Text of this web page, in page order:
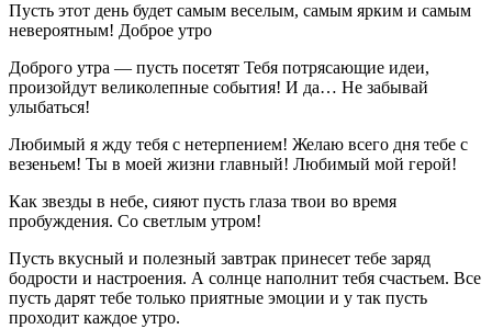
Пусть этот день будет самым веселым, самым ярким и самым
невероятным! Доброе утро
Доброго утра — пусть посетят Тебя потрясающие идеи,
произойдут великолепные события! И да… Не забывай
улыбаться!
Любимый я жду тебя с нетерпением! Желаю всего дня тебе с
везеньем! Ты в моей жизни главный! Любимый мой герой!
Как звезды в небе, сияют пусть глаза твои во время
пробуждения. Со светлым утром!
Пусть вкусный и полезный завтрак принесет тебе заряд
бодрости и настроения. А солнце наполнит тебя счастьем. Все
пусть дарят тебе только приятные эмоции и у так пусть
проходит каждое утро.